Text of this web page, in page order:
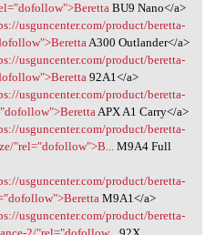
BU9 Nano</a>
usguncenter.com/product/beretta-
A300 Outlander</a>
usguncenter.com/product/beretta-
92A1</a>
usguncenter.com/product/beretta-
APX A1 Carry</a>
usguncenter.com/product/beretta-
"rel="dofollow">B...M9A4 Full
usguncenter.com/product/beretta-
M9A1</a>
usguncenter.com/product/beretta-